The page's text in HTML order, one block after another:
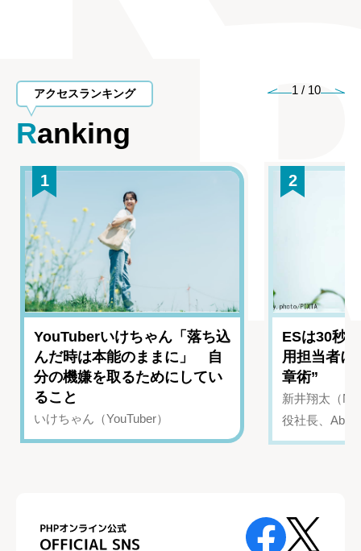
アクセスランキング
Ranking
1 / 10
1
YouTuberいけちゃん「落ち込
んだ時は本能のままに」 自
分の機嫌を取るためにしてい
ること
いけちゃん（YouTuber）
2
ESは30秒
用担当者に
章術”
新井翔太（
役社長、